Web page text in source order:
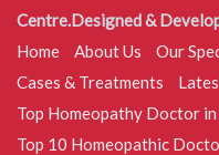
Centre.Designed &
Home
About Us Our
Cases & Treatments
Top Homeopathy Doctor
Top 10 Homeopathic